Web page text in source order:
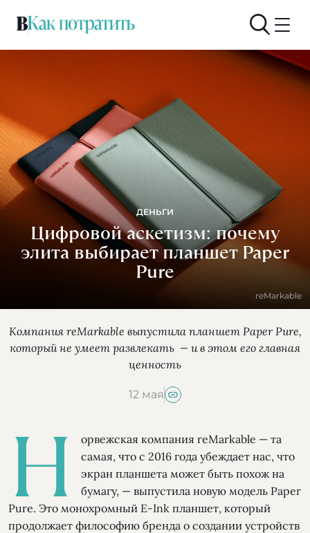
ДЕНЬГИ
Цифровой аскетизм: почему
элита выбирает планшет Paper
Pure
reMarkable
Компания reMarkable выпустила планшет Paper Pure,
который не умеет развлекать — и в этом его главная
ценность
12 мая
Н
орвежская компания reMarkable — та
самая, что с 2016 года убеждает нас, что
экран планшета может быть похож на
бумагу, — выпустила новую модель Paper
Pure. Это монохромный E-Ink планшет, который
продолжает философию бренда о создании устройств